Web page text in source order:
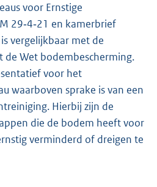
voor Ernstige
29‑4‑21 en kamerbrief
is vergelijkbaar met de
de Wet bodembescherming.
voor het
waarboven sprake is van een
Hierbij zijn de
die de bodem heeft voor
verminderd of dreigen te